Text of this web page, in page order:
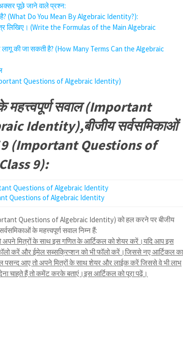
पूछे जाने वाले प्रश्न:
है? (What Do You Mean By Algebraic Identity?):
लिखिए। (Write the Formulas of the Main Algebraic
लागू की जा सकती है? (How Many Terms Can the Algebraic
Questions of Algebraic Identity)
महत्त्वपूर्ण सवाल (Important
Identity),बीजीय सर्वसमिकाओं
9 (Important Questions of
9):
Questions of Algebraic Identity
Questions of Algebraic Identity) को हल करने पर बीजीय
के महत्त्वपूर्ण सवाल निम्न हैं:
अपने मित्रों के साथ इस गणित के आर्टिकल को शेयर करें।यदि आप इस
करें और ईमेल सब्सक्रिप्शन को भी फॉलो करें।जिससे नए आर्टिकल का
आए तो अपने मित्रों के साथ शेयर और लाईक करें जिससे वे भी लाभ
चाहते हैं तो कमेंट करके बताएं।इस आर्टिकल को पूरा पढ़ें।